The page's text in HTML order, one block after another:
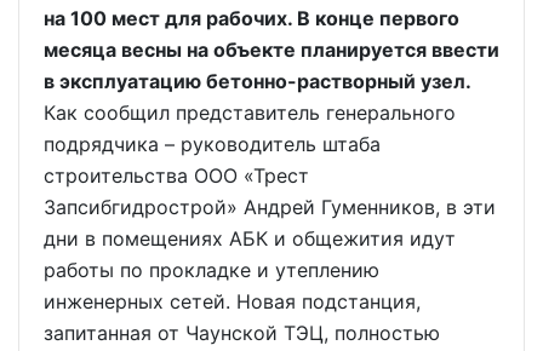
на 100 мест для рабочих. В конце первого
месяца весны на объекте планируется ввести
в эксплуатацию бетонно-растворный узел.
Как сообщил представитель генерального
подрядчика – руководитель штаба
строительства ООО «Трест
Запсибгидрострой» Андрей Гуменников, в эти
дни в помещениях АБК и общежития идут
работы по прокладке и утеплению
инженерных сетей. Новая подстанция,
запитанная от Чаунской ТЭЦ, полностью